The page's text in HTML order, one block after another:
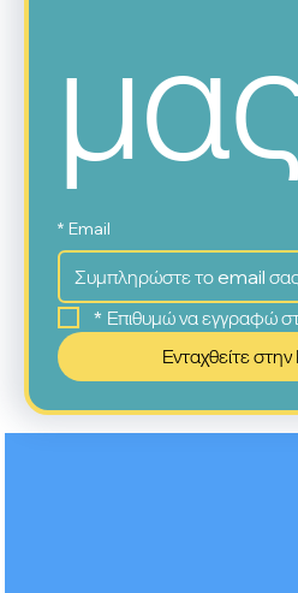
* Email
* Επιθυμώ να εγγραφώ
Ενταχθείτε